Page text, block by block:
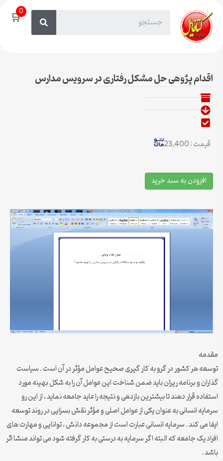
🛒0
اقدام پژوهی حل مشکل رفتاری در سرویس مدارس
قیمت : 23,400
افزودن به سبد خرید
مقدمه
توسعه هر کشور در گرو به کار گیری صحیح عوامل مؤثر در آن است . سیاست
گذاران و برنامه ریزان باید ضمن شناخت این عوامل آن را به شکل بهینه مورد
استفاده قرار دهند تا بیشترین بازدهی و نتیجه را عاید جامعه نماید ، از این رو
سرمایه انسانی به عنوان یکی از عوامل اصلی و مؤثر نقش بسزایی در روند توسعه
ایفا می کند . سرمایه انسانی عبارت است از مجموعه دانش ، توانایی و مهارت های
افراد یک جامعه که البته اگر سرمایه به درستی به کار گرفته شود می تواند منشا اثر
باشد .